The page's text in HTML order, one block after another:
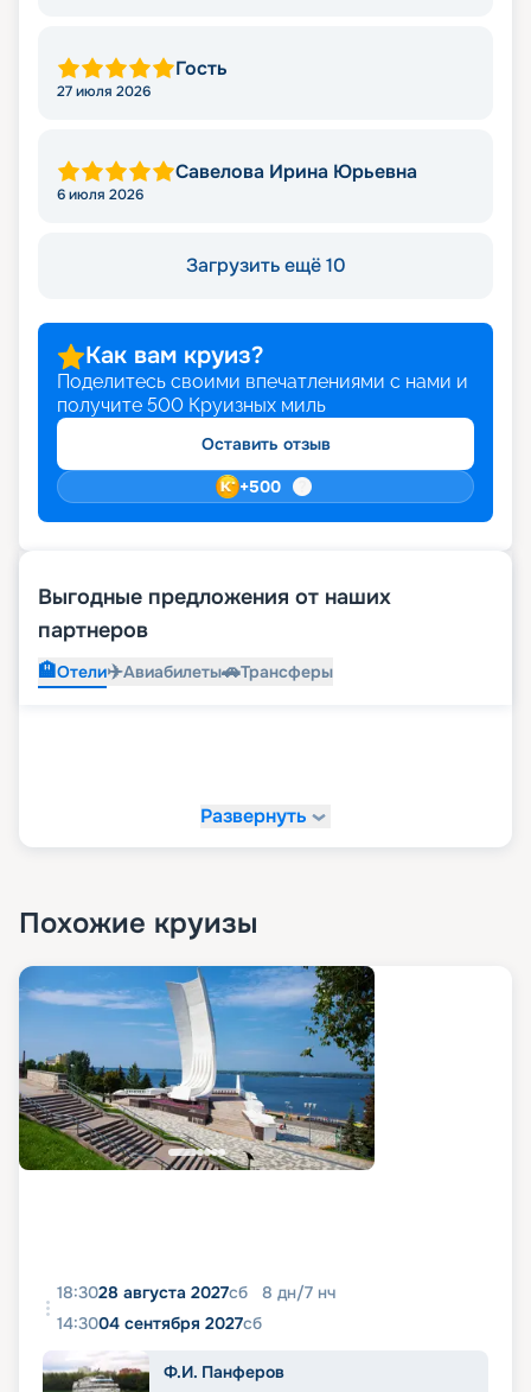
Гость
27 июля 2026
Савелова Ирина Юрьевна
6 июля 2026
Загрузить ещё 10
Как вам круиз?
Поделитесь своими впечатлениями с нами и
получите 500 Круизных миль
Оставить отзыв
+500
Выгодные предложения от наших
партнеров
🏨Отели✈️Авиабилеты🚗Трансферы
Развернуть
Похожие круизы
18:3028 августа 2027сб 8 дн/7 нч
14:3004 сентября 2027сб
Ф.И. Панферов